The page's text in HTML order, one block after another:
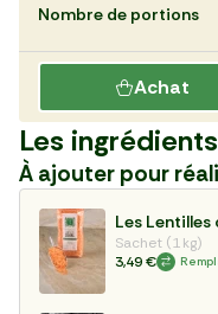
Achat
Nombre de portions
Les ingrédients
À ajouter pour
Les
Sachet (1 kg)
3,49 €